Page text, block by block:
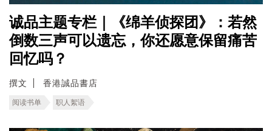
诚品主题专栏｜《绵羊侦探团》：若然
倒数三声可以遗忘，你还愿意保留痛苦
回忆吗？
撰文 香港誠品書店
阅读书单 职人絮语